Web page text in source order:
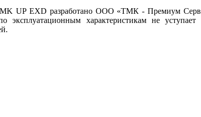
UP EXD разработано ООО «ТМК - Премиум
эксплуатационным характеристикам не уступает